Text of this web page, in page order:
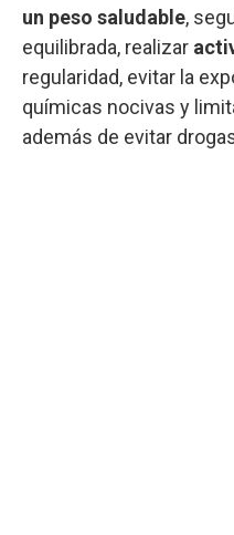
un peso saludable,
equilibrada, realizar
regularidad, evitar la
químicas nocivas y
además de evitar